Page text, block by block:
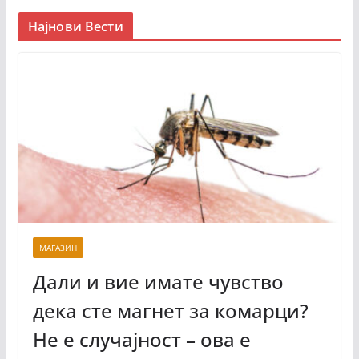
Најнови Вести
МАГАЗИН
Дали и вие имате чувство
дека сте магнет за комарци?
Не е случајност – ова е